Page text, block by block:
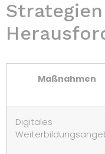
Maßnahmen
Digitales